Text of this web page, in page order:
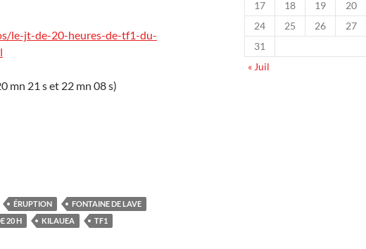
le-jt-de-20-heures-de-tf1-du-
mn 21 s et 22 mn 08 s)
TF1
ÉRUPTION
FONTAINE DE LAVE
20 H KILAUEA
TF1
17
18 19 20
24
25 26 27
31
« Juil